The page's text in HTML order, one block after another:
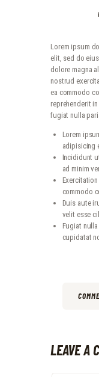
Lorem ipsum
elit, sed do
dolore magna
nostrud
ea commodo
reprehenderit
fugiat nulla
Lorem
adipisicing
Incididunt
ad minim
commodo
Duis aute
velit esse
Fugiat
cupidatat
LEAVE A